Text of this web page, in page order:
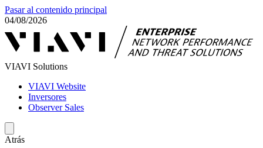
Pasar al contenido principal
04/08/2026
VIAVI Solutions
VIAVI Website
Inversores
Observer Sales
Atrás